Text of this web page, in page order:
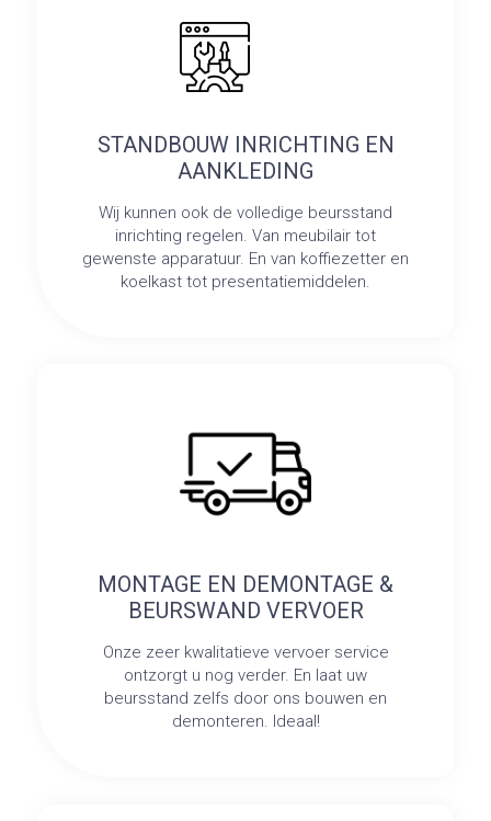
STANDBOUW INRICHTING EN
AANKLEDING
Wij kunnen ook de volledige beursstand
inrichting regelen. Van meubilair tot
gewenste apparatuur. En van koffiezetter en
koelkast tot presentatiemiddelen.
MONTAGE EN DEMONTAGE &
BEURSWAND VERVOER
Onze zeer kwalitatieve vervoer service
ontzorgt u nog verder. En laat uw
beursstand zelfs door ons bouwen en
demonteren. Ideaal!